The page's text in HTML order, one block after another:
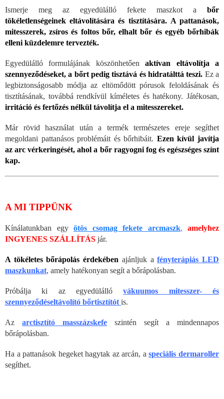
Ismerje meg az egyedülálló fekete maszkot a bőr
tökéletlenségeinek eltávolítására és tisztítására. A pattanások,
mitesszerek, zsíros és foltos bőr, elhalt bőr és egyéb bőrhibák
elleni küzdelemre tervezték.
Egyedülálló formulájának köszönhetőenaktívan eltávolítja a
szennyeződéseket, a bőrt pedig tisztává és hidratálttá teszi. Ez a
legbiztonságosabb módja az eltömődött pórusok feloldásának és
tisztításának, továbbá rendkívül kíméletes és hatékony. Játékosan,
irritáció és fertőzés nélkül távolítja el a mitesszereket.
Már rövid használat után a termék természetes ereje segíthet
megoldani pattanásos problémáit és bőrhibáit. Ezen kívül javítja
az arc vérkeringését, ahol a bőr ragyogni fog és egészséges színt
kap.
A MI TIPPÜNK
Kínálatunkban egy ötös csomag fekete arcmaszk,
amelyhez
INGYENES SZÁLLÍTÁS jár.
A tökéletes bőrápolás érdekében ajánljuk afényterápiás LED
maszkunkat, amely hatékonyan segít a bőrápolásban.
Próbálja ki az egyedülállóvákuumos mitesszer- és
szennyeződéseltávolító bőrtisztítót is.
Az arctisztító masszázskefe szintén segít a mindennapos
bőrápolásban.
Ha a pattanások hegeket hagytak az arcán, aspeciális dermaroller
segíthet.